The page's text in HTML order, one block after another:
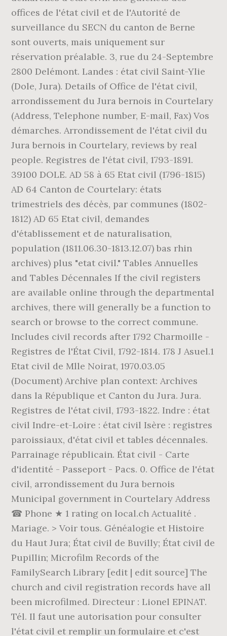
offices de l'état civil et de l'Autorité de
surveillance du SECN du canton de Berne
sont ouverts, mais uniquement sur
réservation préalable. 3, rue du 24-Septembre
2800 Delémont. Landes : état civil Saint-Ylie
(Dole, Jura). Details of Office de l'état civil,
arrondissement du Jura bernois in Courtelary
(Address, Telephone number, E-mail, Fax) Vos
démarches. Arrondissement de l'état civil du
Jura bernois in Courtelary, reviews by real
people. Registres de l'état civil, 1793-1891.
39100 DOLE. AD 58 à 65 Etat civil (1796-1815)
AD 64 Canton de Courtelary: états
trimestriels des décès, par communes (1802-
1812) AD 65 Etat civil, demandes
d'établissement et de naturalisation,
population (1811.06.30-1813.12.07) bas rhin
archives) plus "etat civil." Tables Annuelles
and Tables Décennales If the civil registers
are available online through the departmental
archives, there will generally be a function to
search or browse to the correct commune.
Includes civil records after 1792 Charmoille -
Registres de l'État Civil, 1792-1814. 178 J Asuel.1
Etat civil de Mlle Noirat, 1970.03.05
(Document) Archive plan context: Archives
dans la République et Canton du Jura. Jura.
Registres de l'état civil, 1793-1822. Indre : état
civil Indre-et-Loire : état civil Isère : registres
paroissiaux, d'état civil et tables décennales.
Parrainage républicain. État civil - Carte
d'identité - Passeport - Pacs. 0. Office de l'état
civil, arrondissement du Jura bernois
Municipal government in Courtelary Address
☎ Phone ★ 1 rating on local.ch Actualité .
Mariage. > Voir tous. Généalogie et Histoire
du Haut Jura; État civil de Buvilly; État civil de
Pupillin; Microfilm Records of the
FamilySearch Library [edit | edit source] The
church and civil registration records have all
been microfilmed. Directeur : Lionel EPINAT.
Tél. Il faut une autorisation pour consulter
l'état civil et remplir un formulaire et c'est